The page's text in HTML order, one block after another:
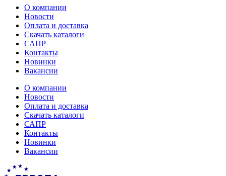
О компании
Новости
Оплата и доставка
Скачать каталоги
САПР
Контакты
Новинки
Вакансии
О компании
Новости
Оплата и доставка
Скачать каталоги
САПР
Контакты
Новинки
Вакансии